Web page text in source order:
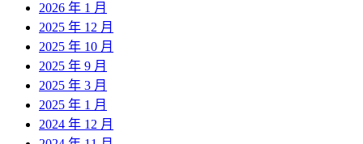
2026 年 1 月
2025 年 12 月
2025 年 10 月
2025 年 9 月
2025 年 3 月
2025 年 1 月
2024 年 12 月